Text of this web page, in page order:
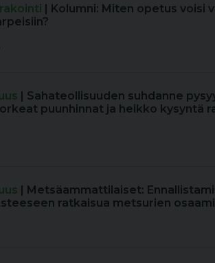
| Kolumni: Miten opetus voisi
| Sahateollisuuden suhdanne
puunhinnat ja heikko kysyntä
| Metsäammattilaiset:
ratkaisua metsurien